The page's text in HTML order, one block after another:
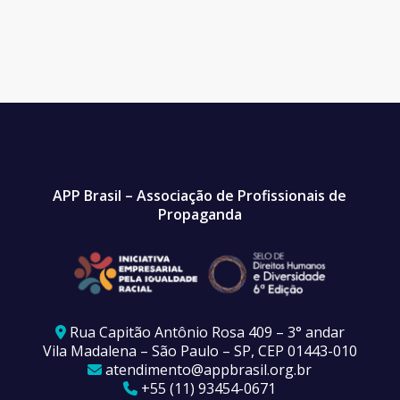
APP Brasil – Associação de Profissionais de
Propaganda
Rua Capitão Antônio Rosa 409 – 3° andar
Vila Madalena – São Paulo – SP, CEP 01443-010
atendimento@appbrasil.org.br
+55 (11) 93454-0671